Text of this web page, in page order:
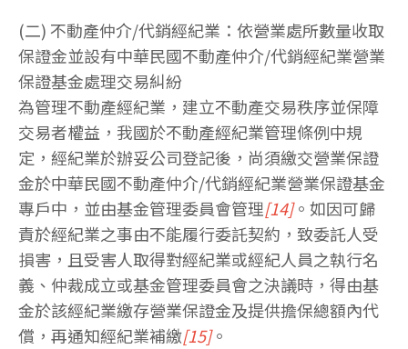
(二) 不動產仲介/代銷經紀業：依營業處所數量收取
保證金並設有中華民國不動產仲介/代銷經紀業營業
保證基金處理交易糾紛
為管理不動產經紀業，建立不動產交易秩序並保障
交易者權益，我國於不動產經紀業管理條例中規
定，經紀業於辦妥公司登記後，尚須繳交營業保證
金於中華民國不動產仲介/代銷經紀業營業保證基金
專戶中，並由基金管理委員會管理[14]。如因可歸
責於經紀業之事由不能履行委託契約，致委託人受
損害，且受害人取得對經紀業或經紀人員之執行名
義、仲裁成立或基金管理委員會之決議時，得由基
金於該經紀業繳存營業保證金及提供擔保總額內代
償，再通知經紀業補繳[15]。